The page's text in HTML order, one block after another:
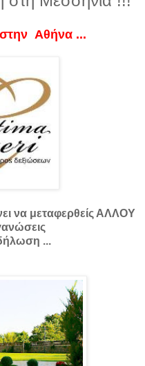
Αθήνα ...
να μεταφερθείς ΑΛΛΟΥ
...